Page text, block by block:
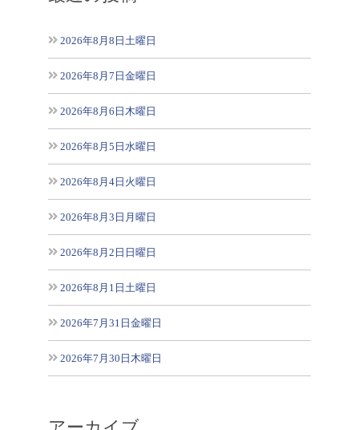
2026年8月8日土曜日
2026年8月7日金曜日
2026年8月6日木曜日
2026年8月5日水曜日
2026年8月4日火曜日
2026年8月3日月曜日
2026年8月2日日曜日
2026年8月1日土曜日
2026年7月31日金曜日
2026年7月30日木曜日